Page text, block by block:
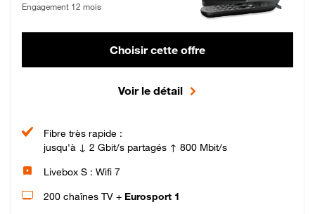
Engagement 12 mois
Choisir cette offre
Voir le détail
Fibre très rapide :
jusqu'à ↓ 2 Gbit/s partagés ↑ 800 Mbit/s
Livebox S : Wifi 7
200 chaînes TV + Eurosport 1